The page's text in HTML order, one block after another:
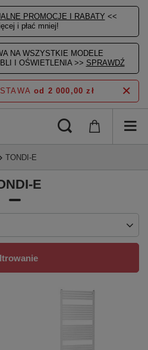
PROMOCJE I RABATY <<
i płać mniej!
NA WSZYSTKIE MODELE
I OŚWIETLENIA >> SPRAWDŹ
od 2 000,00 zł
TONDI-E
E